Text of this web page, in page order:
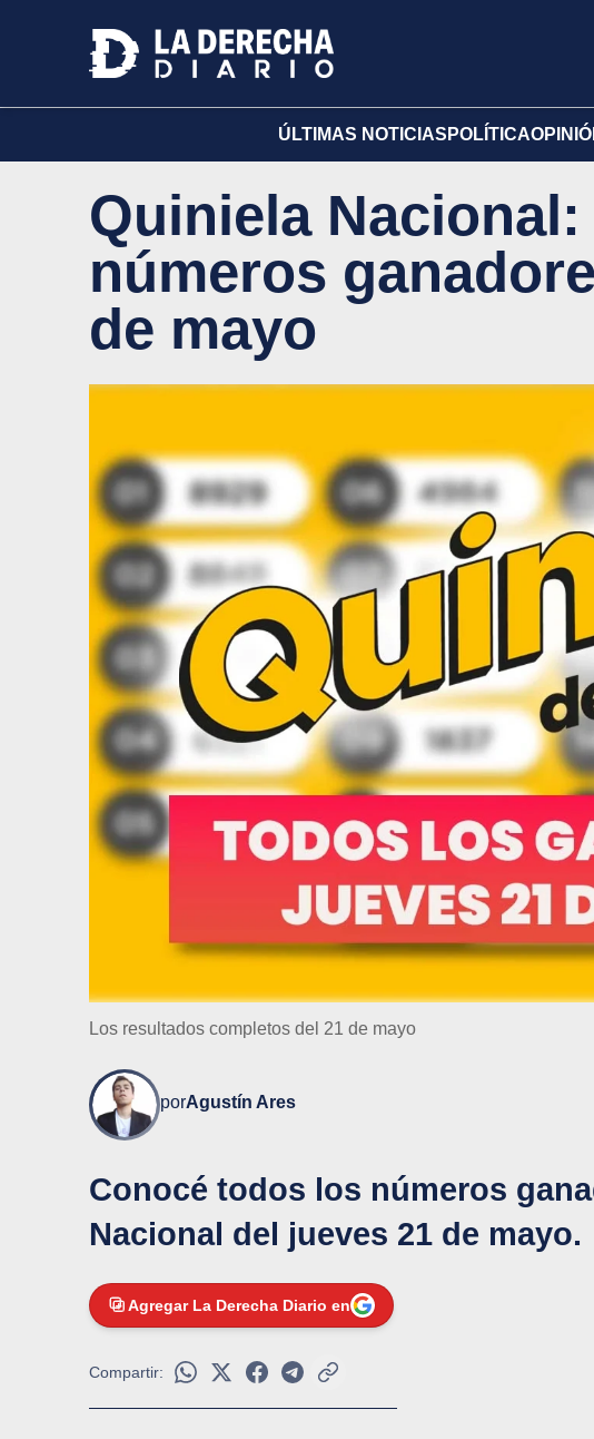
ÚLTIMAS NOTICIAS POLÍTICA
Quiniela
números
de mayo
Los resultados completos del 21 de mayo
porAgustín Ares
Conocé todos los números
Nacional del jueves 21 de mayo.
Agregar La Derecha Diario en
Compartir: